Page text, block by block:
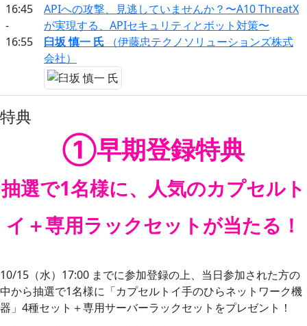
16:45
-
16:55
APIへの攻撃、見逃していませんか？〜A10 ThreatX
が実現する、APIセキュリティとボット対策〜
臼坂 慎一 氏 （伊藤忠テクノソリューションズ株式
会社）
特典
①早期登録特典
抽選で1名様に、人気のカプセルト
イ＋専用ラックセットが当たる！
10/15（水）17:00 までに参加登録の上、当日参加された方の
中から抽選で1名様に「カプセルトイ手のひらネットワーク機
器」4種セット＋専用サーバーラックセットをプレゼント！